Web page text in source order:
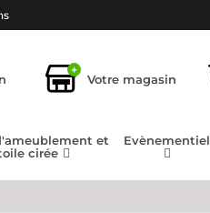
+
Votre magasin
et
cirée
Evènementiel